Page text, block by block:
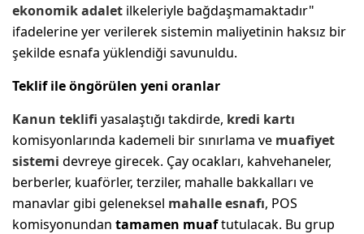
ekonomik adalet ilkeleriyle bağdaşmamaktadır"
ifadelerine yer verilerek sistemin maliyetinin haksız bir
şekilde esnafa yüklendiği savunuldu.
Teklif ile öngörülen yeni oranlar
Kanun teklifi yasalaştığı takdirde, kredi kartı
komisyonlarında kademeli bir sınırlama ve muafiyet
sistemi devreye girecek. Çay ocakları, kahvehaneler,
berberler, kuaförler, terziler, mahalle bakkalları ve
manavlar gibi geleneksel mahalle esnafı, POS
komisyonundan tamamen muaftutulacak. Bu grup